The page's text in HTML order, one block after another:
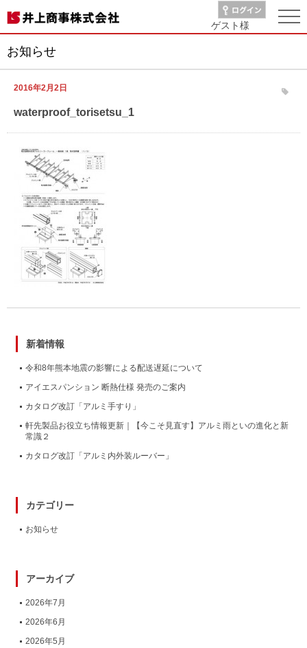
ゲスト様
お知らせ
2016年2月2日
waterproof_torisetsu_1
新着情報
令和8年熊本地震の影響による配送遅延について
アイエスパンション 断熱仕様 発売のご案内
カタログ改訂「アルミ手すり」
軒先製品お役立ち情報更新｜【今こそ見直す】アルミ雨といの進化と新
常識２
カタログ改訂「アルミ内外装ルーバー」
カテゴリー
お知らせ
アーカイブ
2026年7月
2026年6月
2026年5月